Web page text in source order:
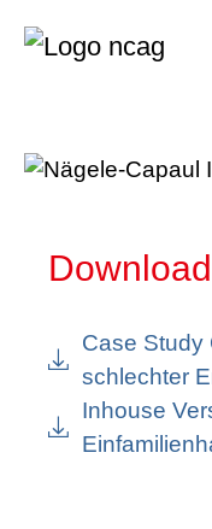
Zur
Zum
Download
Case Study
schlechter
Inhouse